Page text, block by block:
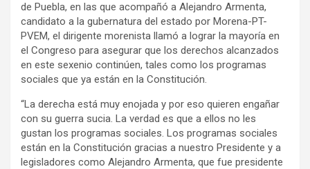
de Puebla, en las que acompañó a Alejandro Armenta,
candidato a la gubernatura del estado por Morena-PT-
PVEM, el dirigente morenista llamó a lograr la mayoría en
el Congreso para asegurar que los derechos alcanzados
en este sexenio continúen, tales como los programas
sociales que ya están en la Constitución.
“La derecha está muy enojada y por eso quieren engañar
con su guerra sucia. La verdad es que a ellos no les
gustan los programas sociales. Los programas sociales
están en la Constitución gracias a nuestro Presidente y a
legisladores como Alejandro Armenta, que fue presidente